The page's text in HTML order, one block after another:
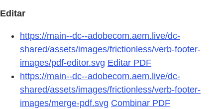
Editar
https://main--dc--adobecom.aem.live/dc-
shared/assets/images/frictionless/verb-footer-
images/pdf-editor.svg Editar PDF
https://main--dc--adobecom.aem.live/dc-
shared/assets/images/frictionless/verb-footer-
images/merge-pdf.svg Combinar PDF